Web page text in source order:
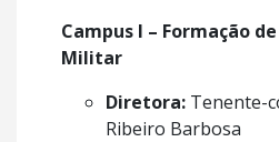
Campus I – Formação
Militar
Diretora: Tenente-
Ribeiro Barbosa